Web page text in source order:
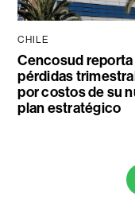
CHILE
Cencosud reporta
pérdidas
por costos de su
plan estratégico